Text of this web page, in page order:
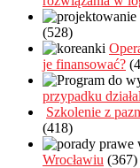
(528)
je finansować?
przypadku
Szkolenie z
(418)
Wrocławiu (367)